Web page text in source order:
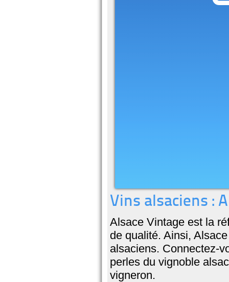
Vins alsaciens :
Alsace Vintage est la
de qualité. Ainsi,
alsaciens. Connectez-
perles du vignoble
vigneron.